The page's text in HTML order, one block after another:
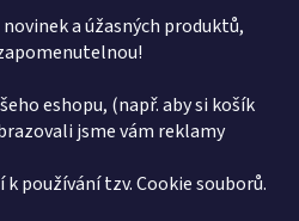
a úžasných produktů,
eshopu, (např. aby si košík
jsme vám reklamy
používání tzv. Cookie souborů.
předáním k likvidaci